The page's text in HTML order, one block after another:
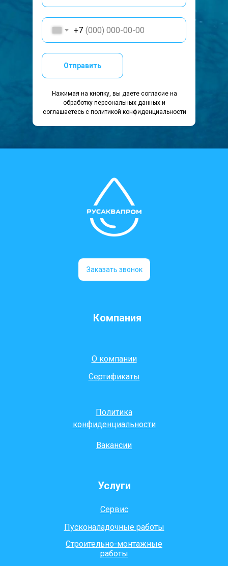
+7
Отправить
Нажимая на кнопку, вы даете согласие на
обработку персональных данных и
соглашаетесь c политикой конфиденциальности
Заказать звонок
Компания
О компании
Сертификаты
Услуги
Политика
конфиденциальности
Строительно-монтажные
работы
Пусконаладочные работы
Сервис
Вакансии